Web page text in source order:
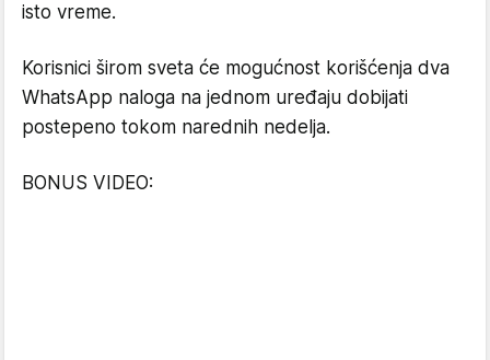
isto vreme.
Korisnici širom sveta će mogućnost korišćenja dva
WhatsApp naloga na jednom uređaju dobijati
postepeno tokom narednih nedelja.
BONUS VIDEO: